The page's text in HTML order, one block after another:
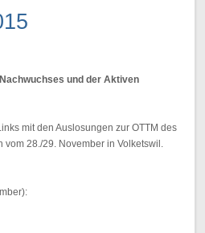
und der Aktiven
mit den Auslosungen zur OTTM des
28./29. November in Volketswil.